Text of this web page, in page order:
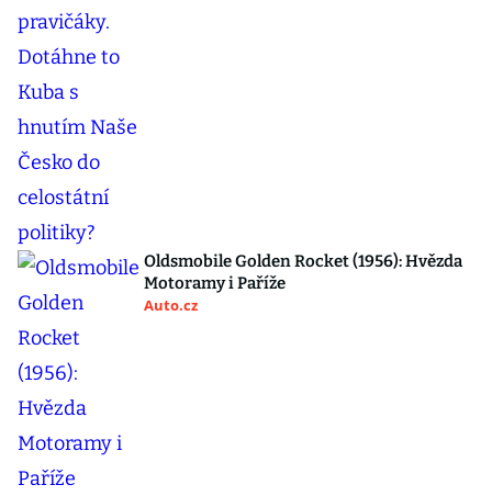
Oldsmobile Golden Rocket (1956): Hvězda
Motoramy i Paříže
Auto.cz